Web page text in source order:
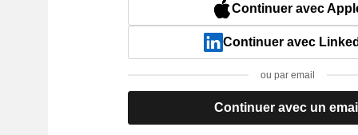
Continuer avec
Continuer avec
ou par email
Continuer avec un email